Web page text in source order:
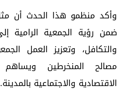
وأكد منظمو هذا الحدث أن
ضمن رؤية الجمعية الرامية
والتكافل، وتعزيز العمل
مصالح المنخرطين
الاقتصادية والاجتماعية بالمدينة.